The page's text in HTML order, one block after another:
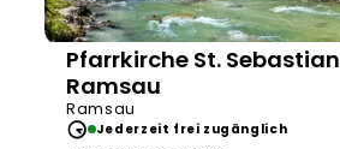
adobe.stock
Pfarrkirche St. Sebastian
Ramsau
Ramsau
Jederzeit frei zugänglich